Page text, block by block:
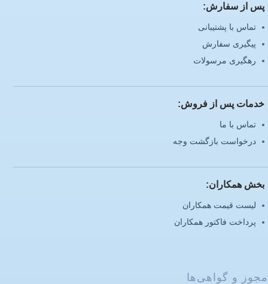
پس از سفارش:
تماس با پشتیبانی
پیگیری سفارش
رهگیری مرسولات
خدمات پس از فروش:
تماس با ما
درخواست بازگشت وجه
بخش همکاران:
لیست قیمت همکاران
پرداخت فاکتور همکاران
مجوز و گواهی‌ها